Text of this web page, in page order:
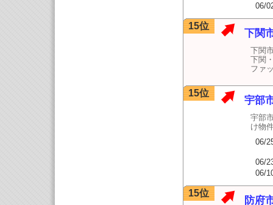
06/
15位
下関
下関
下関
ファ
15位
宇部
宇部
け物
06/
06/
06/
15位
防府